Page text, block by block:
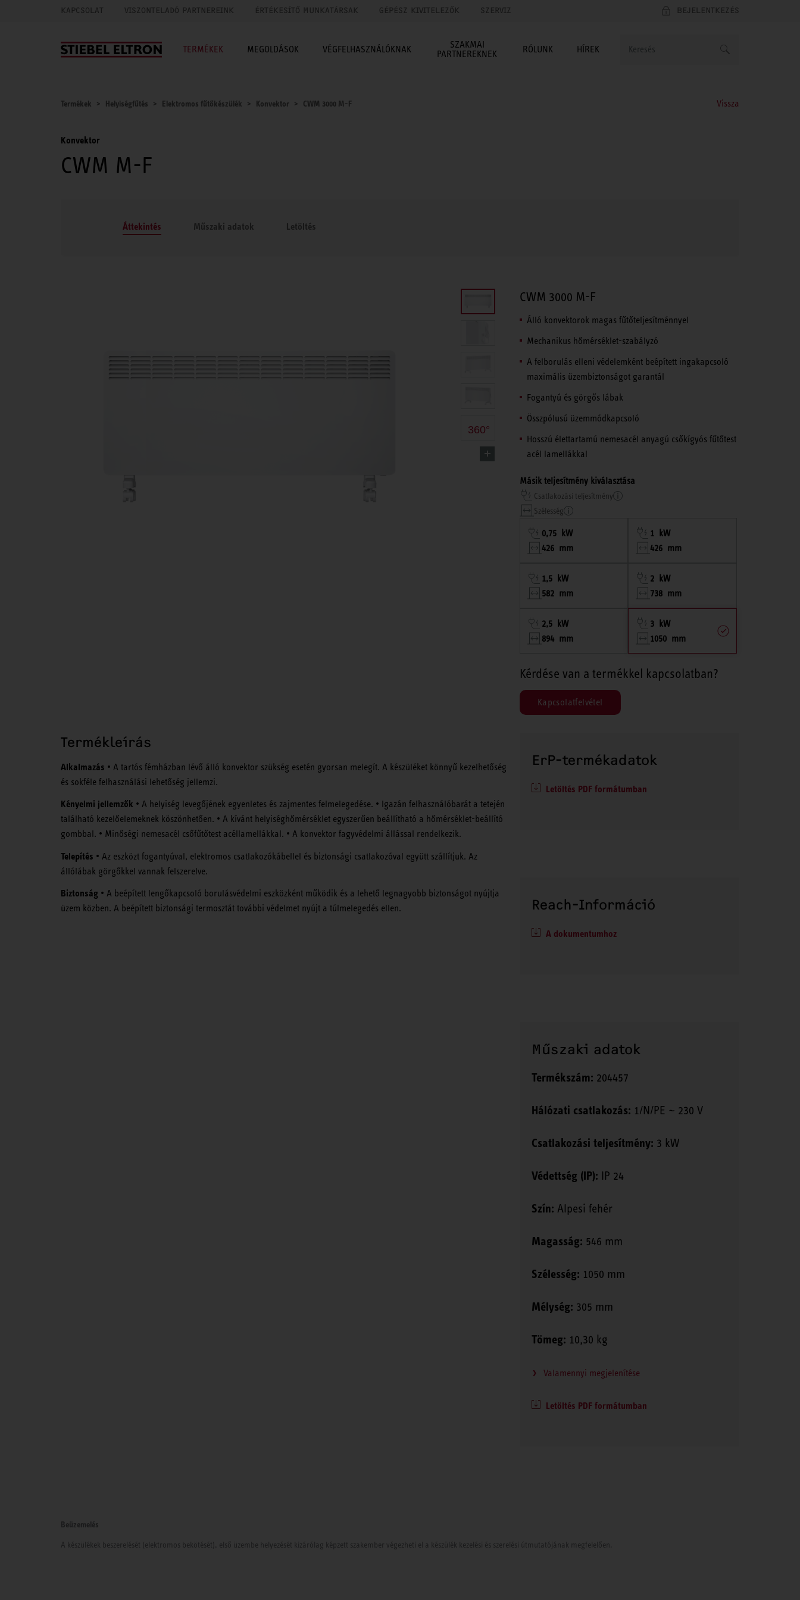
KAPCSOLAT VISZONTELADÓ PARTNEREINK ÉRTÉKESÍTŐ MUNKATÁRSAK GÉPÉSZ KIVITELEZŐK SZERVIZ BEJELENTKEZÉS
TERMÉKEK MEGOLDÁSOK VÉGFELHASZNÁLÓKNAK
SZAKMAI
PARTNEREKNEK
RÓLUNK HÍREK
Termékek Helyiségfűtés Elektromos fűtőkészülék Konvektor CWM 3000 M-F Vissza
Konvektor
CWM M-F
Áttekintés Műszaki adatok Letöltés
360°
CWM 3000 M-F
Álló konvektorok magas fűtőteljesítménnyel
Mechanikus hőmérséklet-szabályzó
A felborulás elleni védelemként beépített ingakapcsoló
maximális üzembiztonságot garantál
Fogantyú és görgős lábak
Összpólusú üzemmódkapcsoló
Hosszú élettartamú nemesacél anyagú csőkígyós fűtőtest
acél lamellákkal
Másik teljesítmény kiválasztása
Csatlakozási teljesítmény
Szélesség
0,75 kW
426 mm
1 kW
426 mm
1,5 kW
582 mm
2 kW
738 mm
2,5 kW
894 mm
3 kW
1050 mm
Kérdése van a termékkel kapcsolatban?
Kapcsolatfelvétel
Termékleírás
Alkalmazás • A tartós fémházban lévő álló konvektor szükség esetén gyorsan melegít. A készüléket könnyű kezelhetőség
és sokféle felhasználási lehetőség jellemzi.
Kényelmi jellemzők • A helyiség levegőjének egyenletes és zajmentes felmelegedése. • Igazán felhasználóbarát a tetején
található kezelőelemeknek köszönhetően. • A kívánt helyiséghőmérséklet egyszerűen beállítható a hőmérséklet-beállító
gombbal. • Minőségi nemesacél csőfűtőtest acéllamellákkal. • A konvektor fagyvédelmi állással rendelkezik.
Telepítés • Az eszközt fogantyúval, elektromos csatlakozókábellel és biztonsági csatlakozóval együtt szállítjuk. Az
állólábak görgőkkel vannak felszerelve.
Biztonság • A beépített lengőkapcsoló borulásvédelmi eszközként működik és a lehető legnagyobb biztonságot nyújtja
üzem közben. A beépített biztonsági termosztát további védelmet nyújt a túlmelegedés ellen.
ErP-termékadatok
Letöltés PDF formátumban
Reach-Információ
A dokumentumhoz
Műszaki adatok
Termékszám: 204457
Hálózati csatlakozás: 1/N/PE ~ 230 V
Csatlakozási teljesítmény: 3 kW
Védettség (IP): IP 24
Szín: Alpesi fehér
Magasság: 546 mm
Szélesség: 1050 mm
Mélység: 305 mm
Tömeg: 10,30 kg
Valamennyi megjelenítése
Letöltés PDF formátumban
Beüzemelés
A készülékek beszerelését (elektromos bekötését), első üzembe helyezését kizárólag képzett szakember végezheti el a készülék kezelési és szerelési útmutatójának megfelelően.